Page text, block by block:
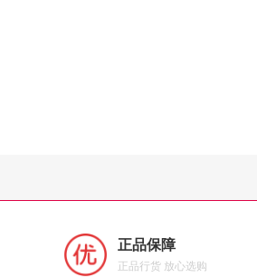
正品保障
正品行货 放心选购